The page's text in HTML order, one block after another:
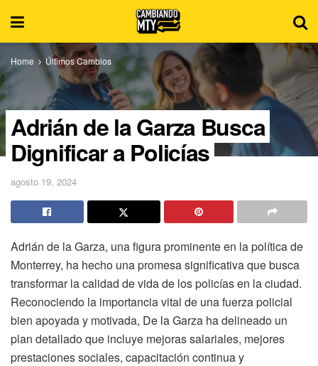
Home Últimos Cambios
Adrián de la Garza Busca
Dignificar a Policías
agosto 19, 2024
Adrián de la Garza, una figura prominente en la política de
Monterrey, ha hecho una promesa significativa que busca
transformar la calidad de vida de los policías en la ciudad.
Reconociendo la importancia vital de una fuerza policial
bien apoyada y motivada, De la Garza ha delineado un
plan detallado que incluye mejoras salariales, mejores
prestaciones sociales, capacitación continua y